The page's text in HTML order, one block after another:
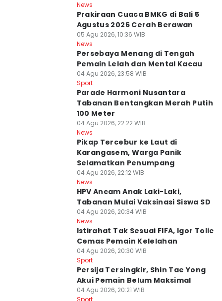
News
Prakiraan Cuaca BMKG di Bali 5
Agustus 2026 Cerah Berawan
05 Agu 2026, 10:36 WIB
News
Persebaya Menang di Tengah
Pemain Lelah dan Mental Kacau
04 Agu 2026, 23:58 WIB
Sport
Parade Harmoni Nusantara
Tabanan Bentangkan Merah Putih
100 Meter
04 Agu 2026, 22:22 WIB
News
Pikap Tercebur ke Laut di
Karangasem, Warga Panik
Selamatkan Penumpang
04 Agu 2026, 22:12 WIB
News
HPV Ancam Anak Laki-Laki,
Tabanan Mulai Vaksinasi Siswa SD
04 Agu 2026, 20:34 WIB
News
Istirahat Tak Sesuai FIFA, Igor Tolic
Cemas Pemain Kelelahan
04 Agu 2026, 20:30 WIB
Sport
Persija Tersingkir, Shin Tae Yong
Akui Pemain Belum Maksimal
04 Agu 2026, 20:21 WIB
Sport